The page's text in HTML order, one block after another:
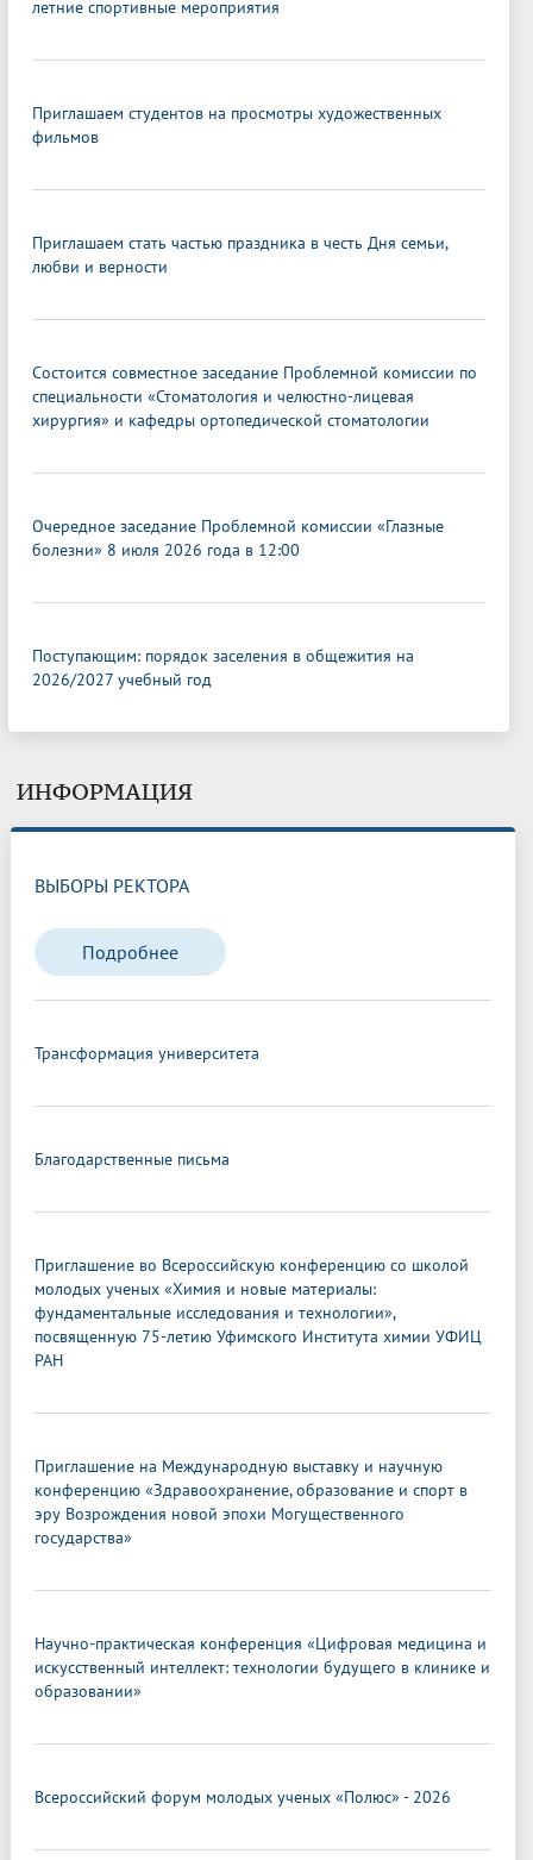
летние спортивные мероприятия
Приглашаем студентов на просмотры художественных
фильмов
Приглашаем стать частью праздника в честь Дня семьи,
любви и верности
Состоится совместное заседание Проблемной комиссии по
специальности «Стоматология и челюстно-лицевая
хирургия» и кафедры ортопедической стоматологии
Очередное заседание Проблемной комиссии «Глазные
болезни» 8 июля 2026 года в 12:00
Поступающим: порядок заселения в общежития на
2026/2027 учебный год
ИНФОРМАЦИЯ
ВЫБОРЫ РЕКТОРА
Подробнее
Трансформация университета
Благодарственные письма
Приглашение во Всероссийскую конференцию со школой
молодых ученых «Химия и новые материалы:
фундаментальные исследования и технологии»,
посвященную 75-летию Уфимского Института химии УФИЦ
РАН
Приглашение на Международную выставку и научную
конференцию «Здравоохранение, образование и спорт в
эру Возрождения новой эпохи Могущественного
государства»
Научно-практическая конференция «Цифровая медицина и
искусственный интеллект: технологии будущего в клинике и
образовании»
Всероссийский форум молодых ученых «Полюс» - 2026